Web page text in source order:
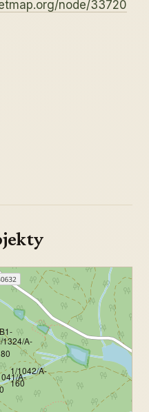
node/33720
A-
1/1042/A-
160
1324/A-